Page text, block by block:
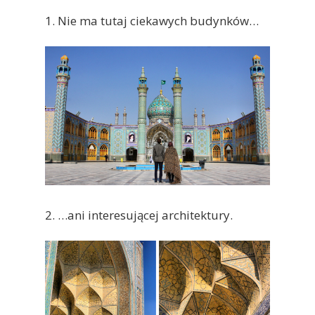
1. Nie ma tutaj ciekawych budynków…
2. …ani interesującej architektury.